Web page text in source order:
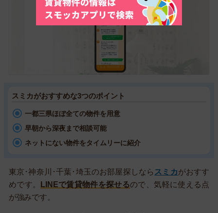
スミカがおすすめな3つのポイント
一都三県ほぼ全ての物件を用意
早朝から深夜まで相談可能
ネットにない物件をタイムリーに紹介
東京･神奈川･千葉･埼玉のお部屋探しなら スミカがおすす
めです。
LINEで賃貸物件を探せるので、気軽に使える点
が強みです。